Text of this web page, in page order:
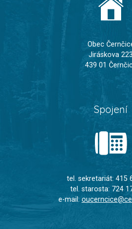
Obec
Jiráskova 223
439 01
Spojení
tel. sekretariát: 415
tel. starosta: 724
e-mail: